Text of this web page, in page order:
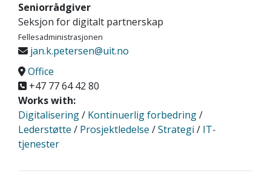
Seniorrådgiver
Seksjon for digitalt partnerskap
Fellesadministrasjonen
jan.k.petersen@uit.no
Office
+47 77 64 42 80
Works with:
Digitalisering/ Kontinuerlig forbedring/
Lederstøtte / Prosjektledelse /Strategi / IT-
tjenester